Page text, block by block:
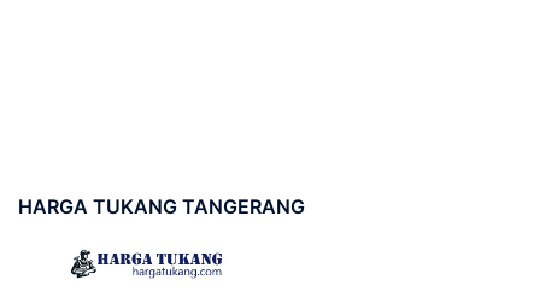
HARGA TUKANG TANGERANG